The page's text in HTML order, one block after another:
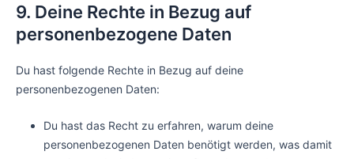
9. Deine Rechte in Bezug auf
personenbezogene Daten
Du hast folgende Rechte in Bezug auf deine
personenbezogenen Daten:
Du hast das Recht zu erfahren, warum deine
personenbezogenen Daten benötigt werden, was damit